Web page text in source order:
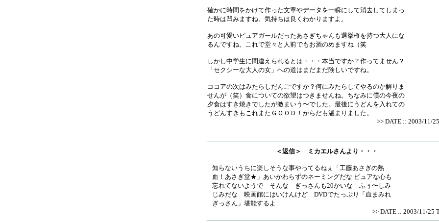
確かに時間をかけて作った文章やデータを一瞬にして消去してしまっ
た時は凹みますね。気持ちは良くわかりますよ。
あの可愛いピュアガールだったあさぎちゃんも選挙権を持つ大人にな
るんですね。これで堂々と人前でもお酒のめますね（笑
しかし中学生に間違えられるとは・・・本当ですか？作ってません？
「セクシーな大人の女」への道はまだまだ険しいですね。
ココアの次はみたらしだんごですか？何にみたらしてやるのか解りま
せんが（笑）食についての欲望はつきませんね。ちなみに僕の今夜の
夕食はすき焼きでしたが激まいう〜でした。最後にうどんを入れての
うどんすきもこれまたＧＯＯＤ！からだも温まりました。
>> DATE :: 2003/11/
＜返信＞ ミカエルさんより・・・
知らないうちに楽しそうな事やってるねぇ「工藤あさぎの熱
血！あさぎ堂★」あいかわらずのネーミングだな ピュアな心も
忘れてないようで そんな ぎっさんも20かいな ふぅ〜しみ
じみだな 映画館にはいけんけど DVDでたっぷり「血まみれ
ぎっさん」堪能するよ
>> DATE :: 2003/11/25